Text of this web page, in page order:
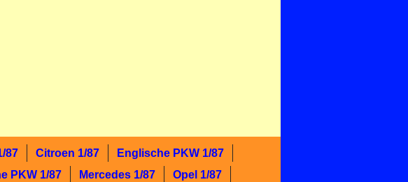
87 Citroen 1/87
Englische PKW 1/87
PKW 1/87 Mercedes 1/87
Opel 1/87